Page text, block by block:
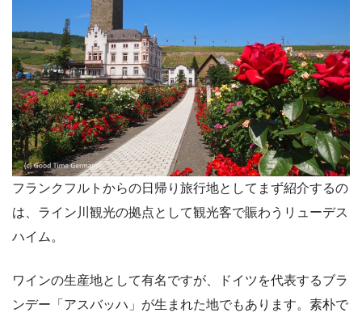
フランクフルトからの日帰り旅行地としてまず紹介するの
は、ライン川観光の拠点として観光客で賑わうリューデス
ハイム。
ワインの生産地として有名ですが、ドイツを代表するブラ
ンデー「アスバッハ」が生まれた地でもあります。素朴で